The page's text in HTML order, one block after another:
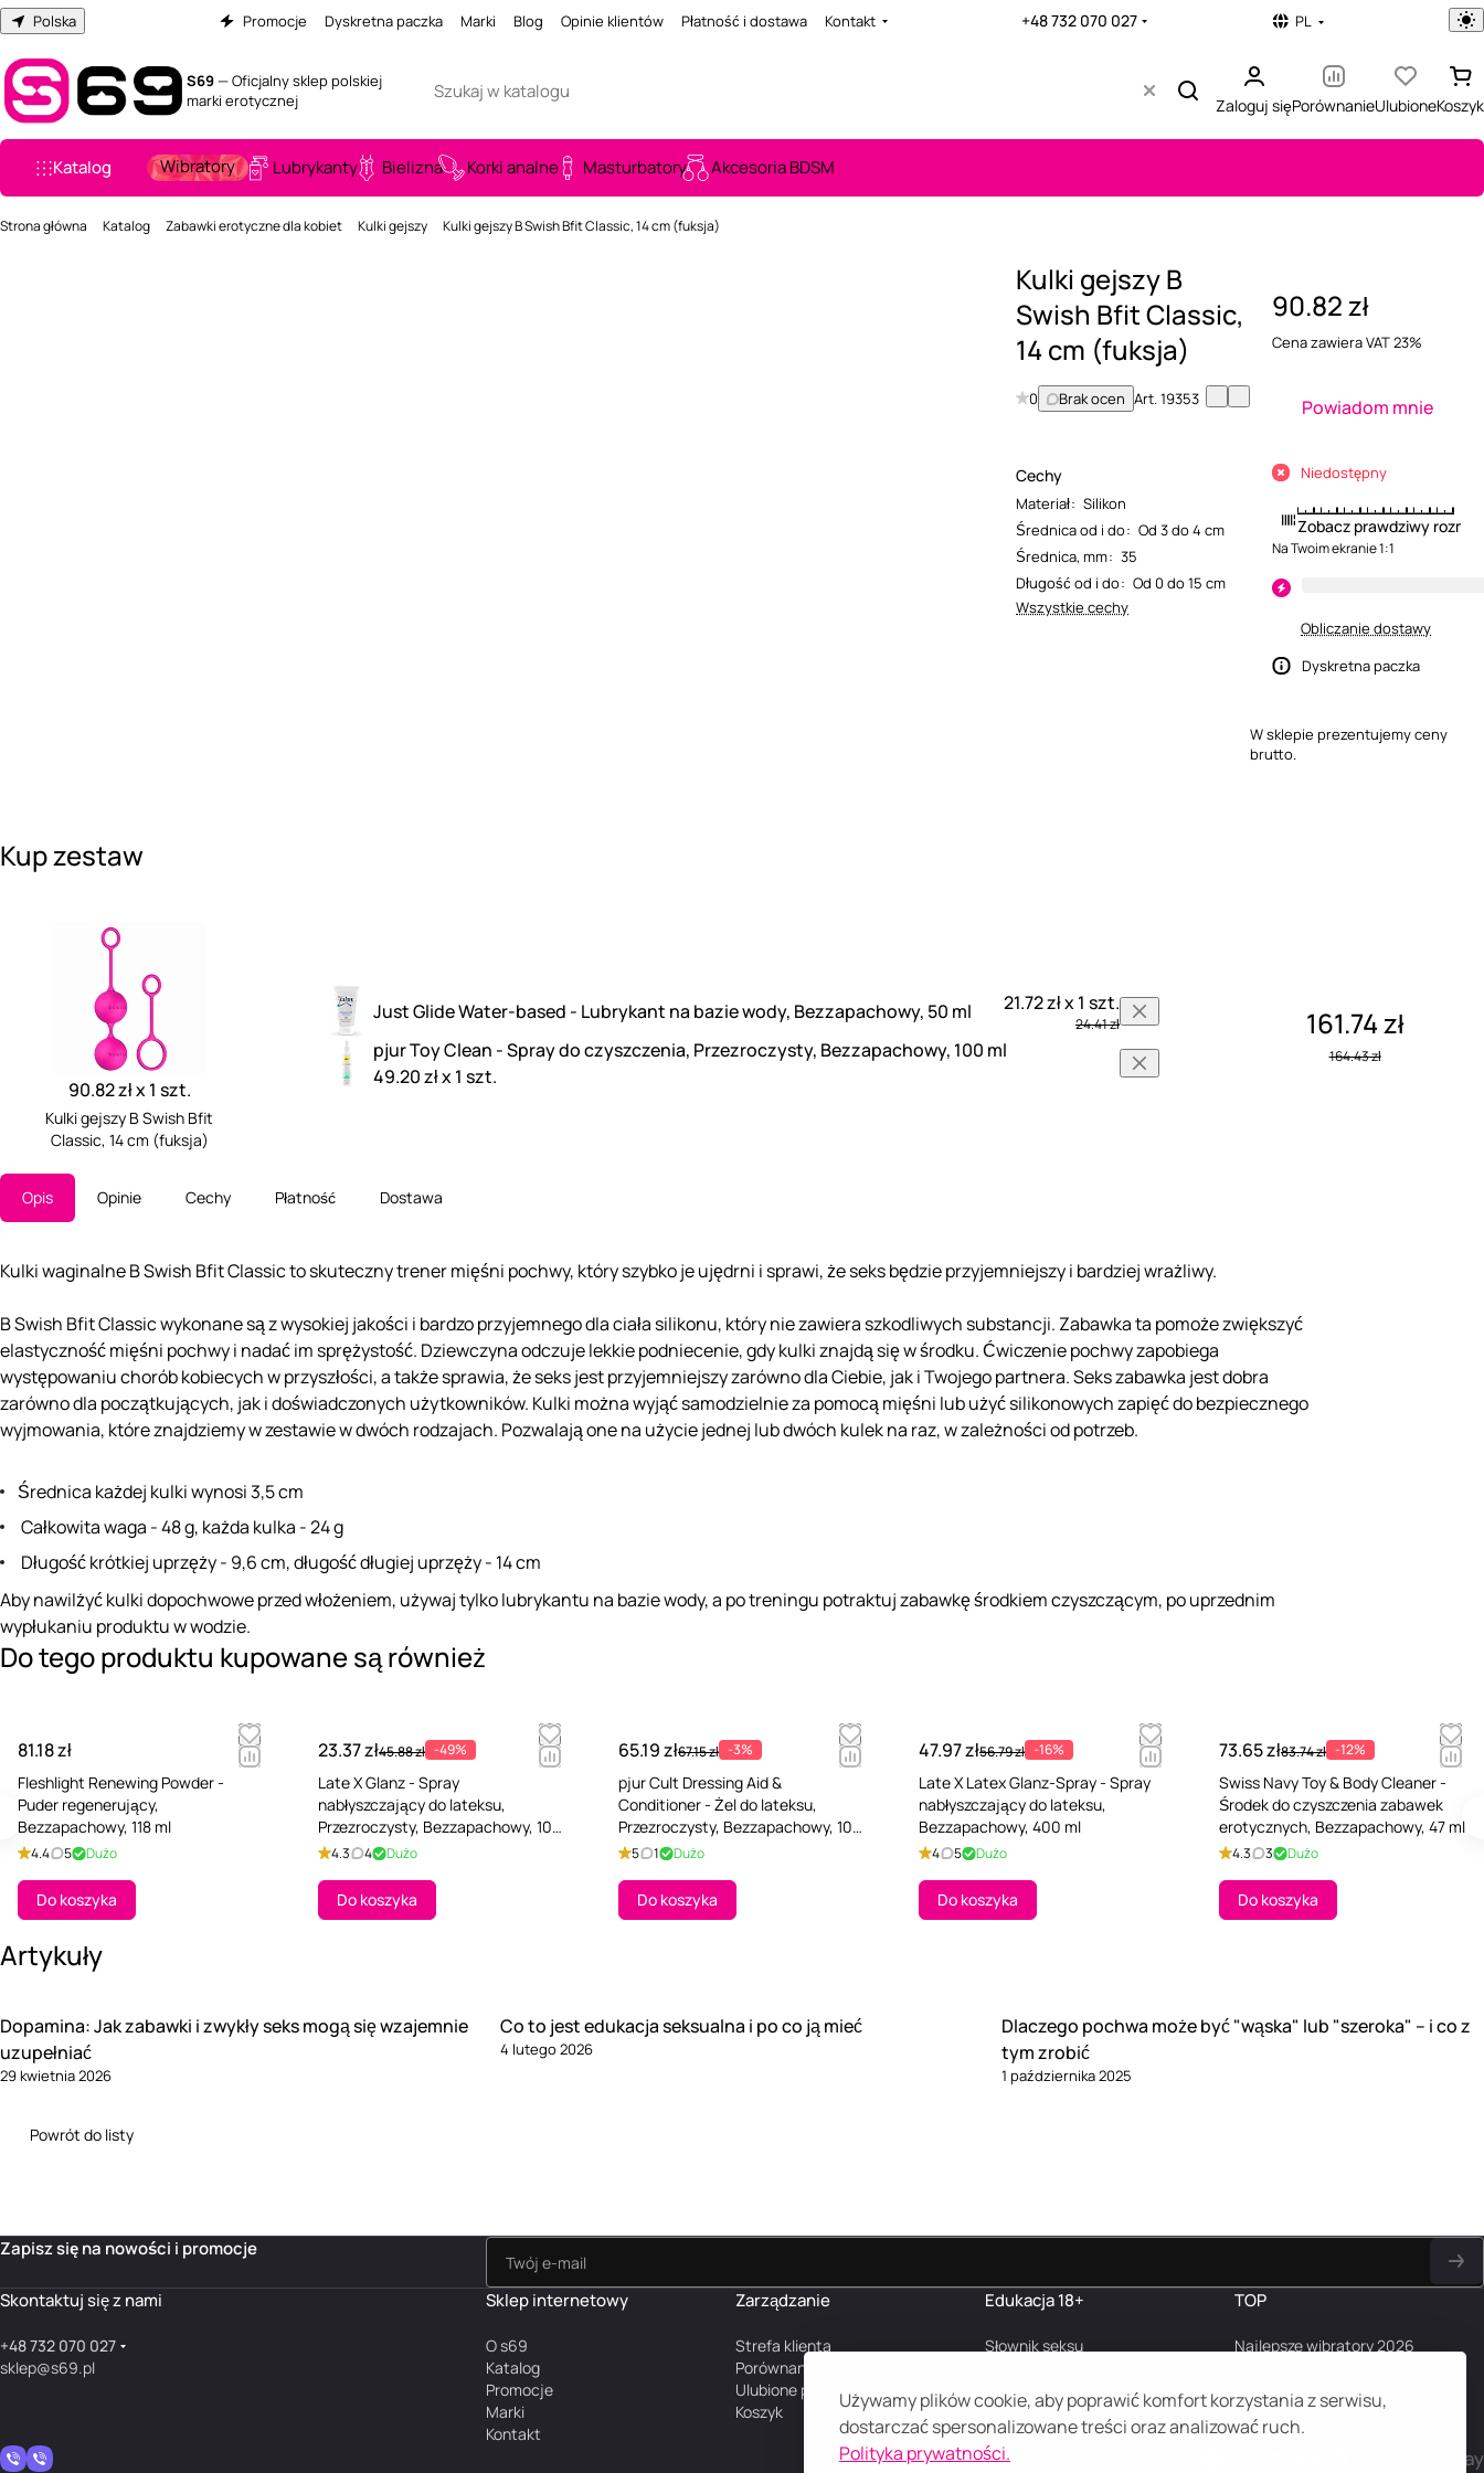
Używamy plików cookie, aby poprawić komfort korzystania z serwisu,
dostarczać spersonalizowane treści oraz analizować ruch.
Polityka prywatności.
Polska Promocje Dyskretna paczka Marki Blog Opinie klientów Płatność i dostawa Kontakt +48 732 070 027 PL
S69— Oficjalny sklep polskiej
marki erotycznej
Zaloguj sięPorównanieUlubioneKoszyk
Katalog Wibratory Lubrykanty Bielizna Korki analne Masturbatory Akcesoria BDSM
Strona główna Katalog Zabawki erotyczne dla kobiet Kulki gejszy Kulki gejszy B Swish Bfit Classic, 14 cm (fuksja)
Kulki gejszy B
Swish Bfit Classic,
14 cm (fuksja)
0 Brak ocen Art.19353
Cechy
Materiał: Silikon
Średnica od i do: Od 3 do 4 cm
Średnica, mm: 35
Długość od i do: Od 0 do 15 cm
Wszystkie cechy
90.82 zł
Cena zawiera VAT 23%
Powiadom mnie
Niedostępny
Zobacz prawdziwy
Na Twoim ekranie 1:1
Obliczanie dostawy
Dyskretna paczka
W sklepie prezentujemy ceny
brutto.
Kup zestaw
90.82 zł x 1 szt.
Kulki gejszy B Swish Bfit
Classic, 14 cm (fuksja)
Just Glide Water-based - Lubrykant na bazie wody, Bezzapachowy, 50 ml 21.72 zł x 1 szt.
24.41 zł
pjur Toy Clean - Spray do czyszczenia, Przezroczysty, Bezzapachowy, 100 ml
49.20 zł x 1 szt.
161.74 zł
164.43 zł
Opis Opinie Cechy Płatność Dostawa
Kulki waginalne B Swish Bfit Classic to skuteczny trener mięśni pochwy, który szybko je ujędrni i sprawi, że seks będzie przyjemniejszy i bardziej wrażliwy.
B Swish Bfit Classic wykonane są z wysokiej jakości i bardzo przyjemnego dla ciała silikonu, który nie zawiera szkodliwych substancji. Zabawka ta pomoże zwiększyć
elastyczność mięśni pochwy i nadać im sprężystość. Dziewczyna odczuje lekkie podniecenie, gdy kulki znajdą się w środku. Ćwiczenie pochwy zapobiega
występowaniu chorób kobiecych w przyszłości, a także sprawia, że seks jest przyjemniejszy zarówno dla Ciebie, jak i Twojego partnera. Seks zabawka jest dobra
zarówno dla początkujących, jak i doświadczonych użytkowników. Kulki można wyjąć samodzielnie za pomocą mięśni lub użyć silikonowych zapięć do bezpiecznego
wyjmowania, które znajdziemy w zestawie w dwóch rodzajach. Pozwalają one na użycie jednej lub dwóch kulek na raz, w zależności od potrzeb.
Średnica każdej kulki wynosi 3,5 cm
Całkowita waga - 48 g, każda kulka - 24 g
Długość krótkiej uprzęży - 9,6 cm, długość długiej uprzęży - 14 cm
Aby nawilżyć kulki dopochwowe przed włożeniem, używaj tylko lubrykantu na bazie wody, a po treningu potraktuj zabawkę środkiem czyszczącym, po uprzednim
wypłukaniu produktu w wodzie.
Do tego produktu kupowane są również
81.18 zł
Fleshlight Renewing Powder -
Puder regenerujący,
Bezzapachowy, 118 ml
4.4 5 Dużo
Do koszyka
23.37 zł45.88 zł -49%
Late X Glanz - Spray
nabłyszczający do lateksu,
Przezroczysty, Bezzapachowy, 100
ml4.3 4 Dużo
Do koszyka
65.19 zł67.15 zł -3%
pjur Cult Dressing Aid &
Conditioner - Żel do lateksu,
Przezroczysty, Bezzapachowy, 100
ml5 1 Dużo
Do koszyka
47.97 zł56.79 zł -16%
Late X Latex Glanz-Spray - Spray
nabłyszczający do lateksu,
Bezzapachowy, 400 ml
4 5 Dużo
Do koszyka
73.65 zł83.74 zł -12%
Swiss Navy Toy & Body Cleaner -
Środek do czyszczenia zabawek
erotycznych, Bezzapachowy, 47 ml
4.3 3 Dużo
Do koszyka
Artykuły
Dopamina: Jak zabawki i zwykły seks mogą się wzajemnie
uzupełniać
29 kwietnia 2026
Co to jest edukacja seksualna i po co ją mieć
4 lutego 2026
Dlaczego pochwa może być "wąska" lub "szeroka" – i co z
tym zrobić
1 października 2025
Powrót do listy
Zapisz się na nowości i promocje
Skontaktuj się z nami
+48 732 070 027
sklep@s69.pl
Sklep internetowy
O s69
Katalog
Promocje
Marki
Kontakt
Zarządzanie
Strefa klienta
Porównanie produktów
Ulubione produkty
Koszyk
Edukacja 18+
Słownik seksu
Blog
TOP
Najlepsze wibratory 2026